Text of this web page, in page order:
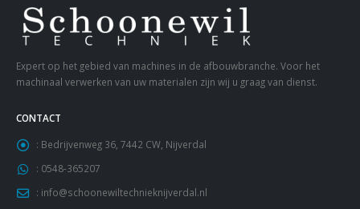
Expert op het gebied van machines in de afbouwbranche. Voor het
machinaal verwerken van uw materialen zijn wij u graag van dienst.
CONTACT
: Bedrijvenweg 36, 7442 CW, Nijverdal
: 0548-365207
: info@schoonewiltechnieknijverdal.nl